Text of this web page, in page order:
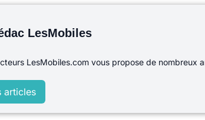
LesMobiles
LesMobiles.com vous propose de nombreux
articles